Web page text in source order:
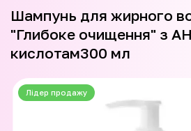
Шампунь для жирного
"Глибоке очищення" з
кислотам300 мл
Лідер продажу